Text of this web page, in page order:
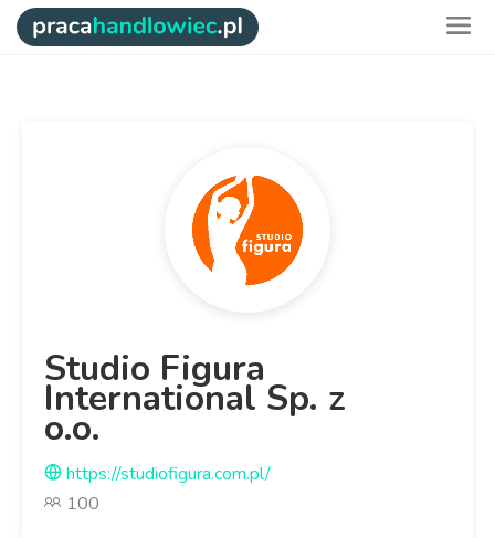
Studio Figura
International Sp. z
o.o.
https://studiofigura.com.pl/
100